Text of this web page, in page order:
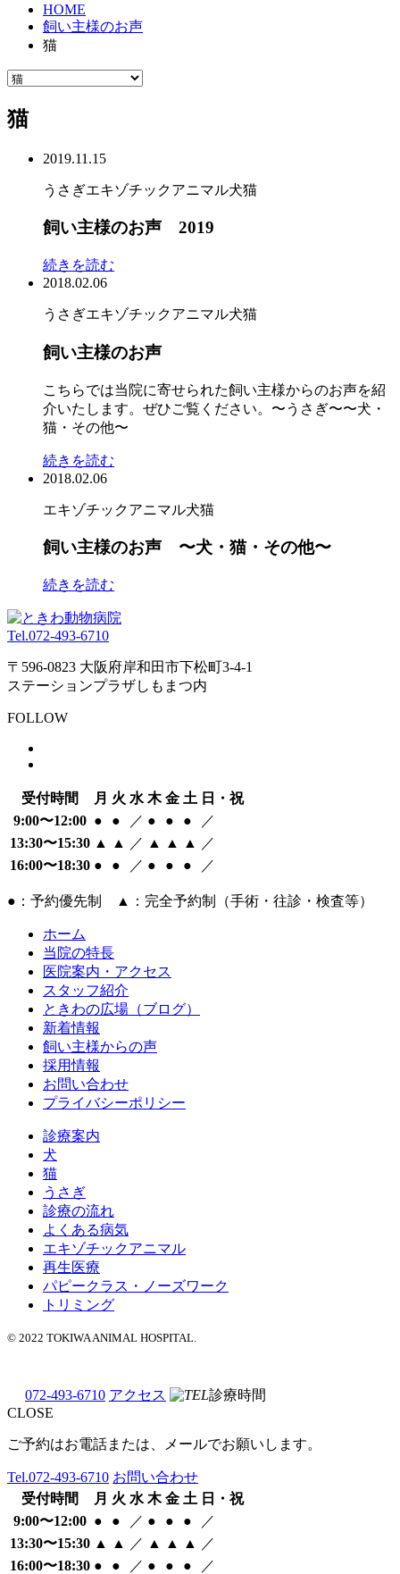
HOME
飼い主様のお声
猫
猫
2019.11.15
うさぎエキゾチックアニマル犬猫
飼い主様のお声 2019
続きを読む
2018.02.06
うさぎエキゾチックアニマル犬猫
飼い主様のお声
こちらでは当院に寄せられた飼い主様からのお声を紹
介いたします。ぜひご覧ください。〜うさぎ〜〜犬・
猫・その他〜
続きを読む
2018.02.06
エキゾチックアニマル犬猫
飼い主様のお声 〜犬・猫・その他〜
続きを読む
Tel.072-493-6710
〒596-0823 大阪府岸和田市下松町3-4-1
ステーションプラザしもまつ内
FOLLOW
受付時間 月 火 水 木 金 土 日・祝
9:00〜12:00 ● ● ／ ● ● ●
／
13:30〜15:30 ▲ ▲ ／ ▲ ▲ ▲
／
16:00〜18:30 ● ● ／ ● ● ● ／
●：予約優先制 ▲：完全予約制（手術・往診・検査等）
ホーム
当院の特長
医院案内・アクセス
スタッフ紹介
ときわの広場（ブログ）
新着情報
飼い主様からの声
採用情報
お問い合わせ
プライバシーポリシー
診療案内
犬
猫
うさぎ
診療の流れ
よくある病気
エキゾチックアニマル
再生医療
パピークラス・ノーズワーク
トリミング
© 2022 TOKIWA ANIMAL HOSPITAL.
072-493-6710 アクセス
診療時間
CLOSE
ご予約はお電話または、メールでお願いします。
Tel.072-493-6710 お問い合わせ
受付時間
月 火 水 木 金 土 日・祝
9:00〜12:00 ● ● ／ ● ● ●
／
13:30〜15:30 ▲ ▲ ／ ▲ ▲ ▲
／
16:00〜18:30 ● ● ／ ● ● ● ／